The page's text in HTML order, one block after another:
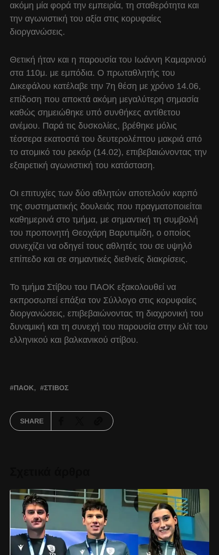
ακόμη μία φορά την εμπειρία, τη σταθερότητα και
την αγωνιστική του αξία στις κορυφαίες
διοργανώσεις.
Θετική ήταν και η παρουσία του Ιωάννη Καμαρινού
στα 110μ. με εμπόδια. Ο πρωταθλητής του
Δικεφάλου κατέλαβε την 7η θέση με χρόνο 14.06,
επίδοση που αποκτά ακόμη μεγαλύτερη σημασία
καθώς σημειώθηκε υπό συνθήκες αντίθετου
ανέμου. Παρά τις δυσκολίες, βρέθηκε μόλις
τέσσερα εκατοστά του δευτερολέπτου μακριά από
το ατομικό του ρεκόρ (14.02), επιβεβαιώνοντας την
εξαιρετική αγωνιστική του κατάσταση.
Οι επιτυχίες των δύο αθλητών αποτελούν καρπό
της συστηματικής δουλειάς που πραγματοποιείται
καθημερινά στο τμήμα, με σημαντική τη συμβολή
του προπονητή Θεοχάρη Βαρυτιμίδη, ο οποίος
συνεχίζει να οδηγεί τους αθλητές του σε υψηλό
επίπεδο και σε σημαντικές διεθνείς διακρίσεις.
Το τμήμα Στίβου του ΠΑΟΚ εξακολουθεί να
εκπροσωπεί επάξια τον Σύλλογο στις κορυφαίες
διοργανώσεις, επιβεβαιώνοντας τη διαχρονική του
δυναμική και τη συνεχή του παρουσία στην ελίτ του
ελληνικού και βαλκανικού στίβου.
ΠΑΟΚ ΣΤΊΒΟΣ
SHARE